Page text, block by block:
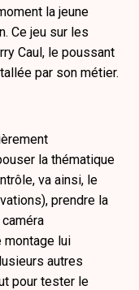
la jeune
Ce jeu sur les
Caul, le poussant
par son métier.
la thématique
va ainsi, le
prendre la
montage lui
autres
pour tester le